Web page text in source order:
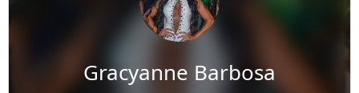
Gracyanne Barbosa